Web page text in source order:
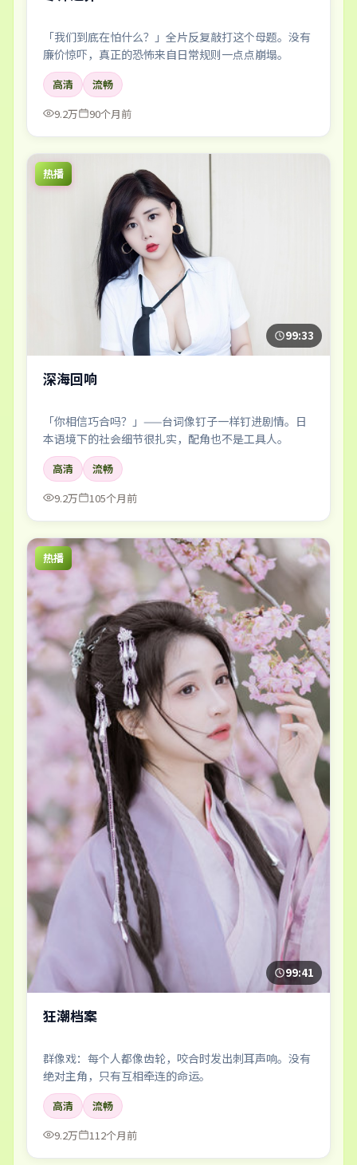
「我们到底在怕什么？」全片反复敲打这个母题。没有
廉价惊吓，真正的恐怖来自日常规则一点点崩塌。
高清
流畅
9.2万
90个月前
热播
99:33
深海回响
「你相信巧合吗？」——台词像钉子一样钉进剧情。日
本语境下的社会细节很扎实，配角也不是工具人。
高清
流畅
9.2万
105个月前
热播
99:41
狂潮档案
群像戏：每个人都像齿轮，咬合时发出刺耳声响。没有
绝对主角，只有互相牵连的命运。
高清
流畅
9.2万
112个月前